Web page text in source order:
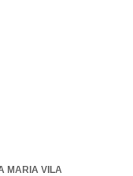
MARIA VILA